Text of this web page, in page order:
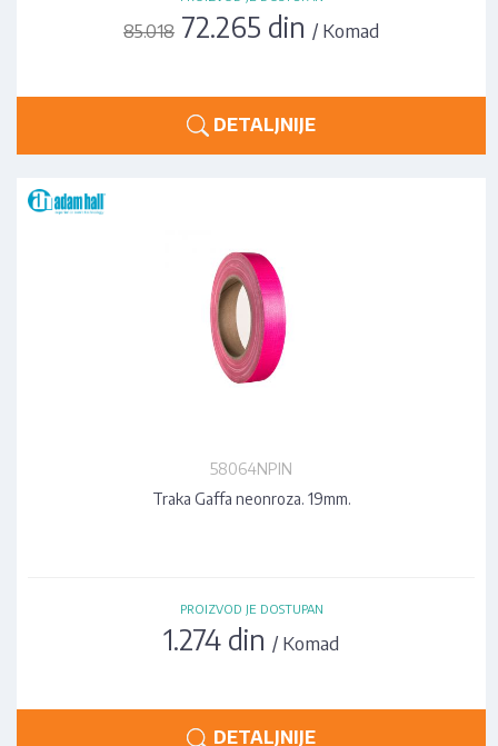
85.018 72.265 din / Komad
DETALJNIJE
58064NPIN
Traka Gaffa neonroza. 19mm.
PROIZVOD JE DOSTUPAN
1.274 din / Komad
DETALJNIJE